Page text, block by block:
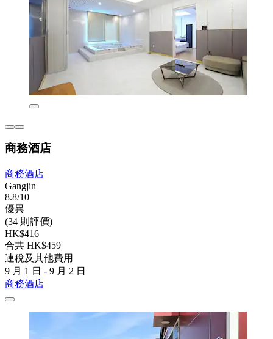
商務酒店
商務酒店
Gangjin
8.8/10
優異
(34 則評價)
HK$416
合共 HK$459
連稅及其他費用
9 月 1 日 - 9 月 2 日
商務酒店